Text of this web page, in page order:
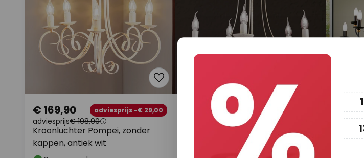
Kroonluchter Pompei, zonder
kappen, antiek wit
€ 169,90 adviesprijs -€ 29,00
adviesprijs€ 198,90
Mooie kroonluchter Antonina 5-
€ 293,85 €